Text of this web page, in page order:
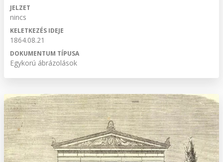
JELZET
nincs
KELETKEZÉS IDEJE
1864.08.21
DOKUMENTUM TÍPUSA
Egykorú ábrázolások